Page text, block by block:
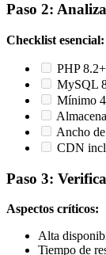
Paso 2:
Checklist esencial:
PHP
MySQL
Mínimo
Ancho
CDN
Paso 3:
Aspectos críticos:
Alta
Tiempo de